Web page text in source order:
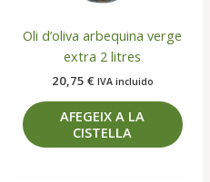
Oli d’oliva arbequina verge
extra 2 litres
20,75 € IVA incluido
AFEGEIX A LA
CISTELLA